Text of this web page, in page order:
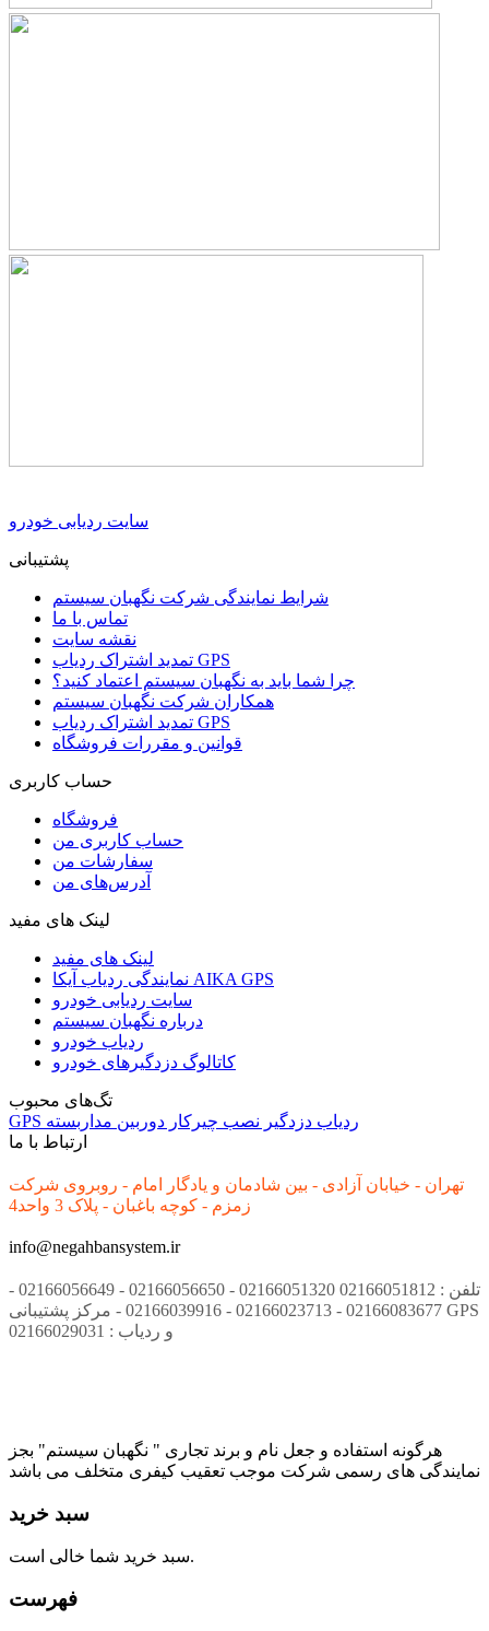
سایت ردیابی خودرو
پشتیبانی
شرایط نمایندگی شرکت نگهبان سیستم
تماس با ما
نقشه سایت
تمدید اشتراک ردیاب GPS
چرا شما باید به نگهبان سیستم اعتماد کنید؟
همکاران شرکت نگهبان سیستم
تمدید اشتراک ردیاب GPS
قوانین و مقررات فروشگاه
حساب کاربری
فروشگاه
حساب کاربری من
سفارشات من
آدرس‌های من
لینک های مفید
لینک های مفید
نمایندگی ردیاب آیکا AIKA GPS
سایت ردیابی خودرو
درباره نگهبان سیستم
ردیاب خودرو
کاتالوگ دزدگیرهای خودرو
تگ‌های محبوب
GPS
ردیاب دزدگیر نصب چیرکار دوربین مداربسته
ارتباط با ما
تهران - خیابان آزادی - بین شادمان و یادگار امام - روبروی شرکت
زمزم - کوچه باغبان - پلاک 3 واحد4
info@negahbansystem.ir
تلفن : 02166051812 02166051320 - 02166056650 - 02166056649 -
02166083677 - 02166023713 - 02166039916 - مرکز پشتیبانی GPS
و ردیاب : 02166029031
هرگونه استفاده و جعل نام و برند تجاری " نگهبان سیستم" بجز
نمایندگی های رسمی شرکت موجب تعقیب کیفری متخلف می باشد
سبد خرید
سبد خرید شما خالی است.
فهرست